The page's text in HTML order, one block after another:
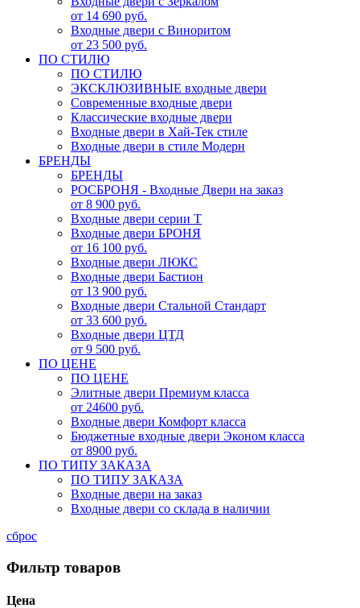
от 14 690 руб.
Входные двери с Виноритом
от 23 500 руб.
ПО СТИЛЮ
ПО СТИЛЮ
ЭКСКЛЮЗИВНЫЕ входные двери
Современные входные двери
Классические входные двери
Входные двери в Хай-Тек стиле
Входные двери в стиле Модерн
БРЕНДЫ
БРЕНДЫ
РОСБРОНЯ - Входные Двери на заказ
от 8 900 руб.
Входные двери серии Т
Входные двери БРОНЯ
от 16 100 руб.
Входные двери ЛЮКС
Входные двери Бастион
от 13 900 руб.
Входные двери Стальной Стандарт
от 33 600 руб.
Входные двери ЦТД
от 9 500 руб.
ПО ЦЕНЕ
ПО ЦЕНЕ
Элитные двери Премиум класса
от 24600 руб.
Входные двери Комфорт класса
Бюджетные входные двери Эконом класса
от 8900 руб.
ПО ТИПУ ЗАКАЗА
ПО ТИПУ ЗАКАЗА
Входные двери на заказ
Входные двери со склада в наличии
сброс
Фильтр товаров
Цена